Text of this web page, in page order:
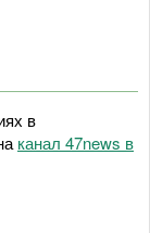
в
канал 47news в